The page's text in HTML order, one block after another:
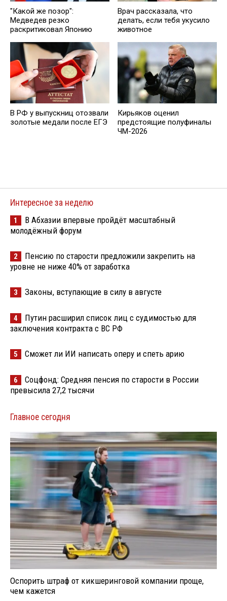
"Какой же позор":
Медведев резко
раскритиковал Японию
Врач рассказала, что
делать, если тебя укусило
животное
В РФ у выпускниц отозвали
золотые медали после ЕГЭ
Кирьяков оценил
предстоящие полуфиналы
ЧМ-2026
Интересное за неделю
1
В Абхазии впервые пройдёт масштабный
молодёжный форум
2
Пенсию по старости предложили закрепить на
уровне не ниже 40% от заработка
3 Законы, вступающие в силу в августе
4
Путин расширил список лиц с судимостью для
заключения контракта с ВС РФ
5 Сможет ли ИИ написать оперу и спеть арию
6
Соцфонд: Средняя пенсия по старости в России
превысила 27,2 тысячи
Главное сегодня
Оспорить штраф от кикшеринговой компании проще,
чем кажется